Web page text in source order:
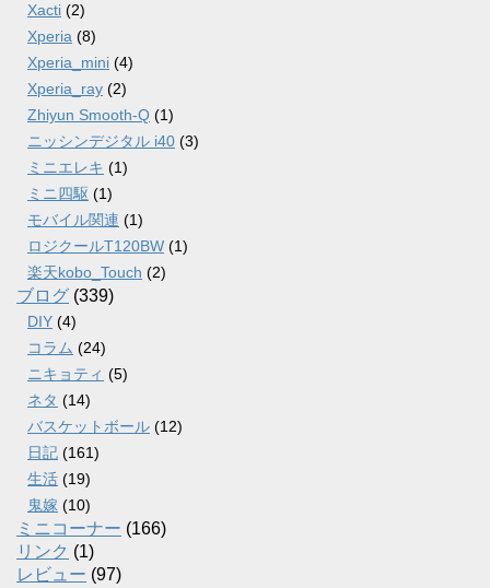
Xacti (2)
Xperia (8)
Xperia_mini (4)
Xperia_ray (2)
Zhiyun Smooth-Q (1)
ニッシンデジタル i40 (3)
ミニエレキ (1)
ミニ四駆 (1)
モバイル関連 (1)
ロジクールT120BW (1)
楽天kobo_Touch (2)
ブログ (339)
DIY (4)
コラム (24)
ニキョティ (5)
ネタ (14)
バスケットボール (12)
日記 (161)
生活 (19)
鬼嫁 (10)
ミニコーナー (166)
リンク (1)
レビュー (97)